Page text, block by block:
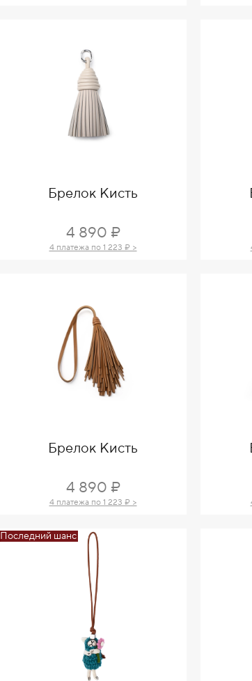
Брелок Кисть
4 890 ₽
4 платежа по 1 223 ₽ >
Брелок Кисть
4 890 ₽
4 платежа по 1 223 ₽ >
Последний шанс